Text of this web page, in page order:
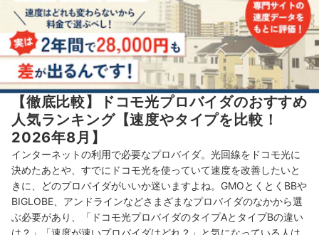
【徹底比較】ドコモ光プロバイダのおすすめ
人気ランキング【速度やタイプを比較！
2026年8月】
インターネットの利用で必要なプロバイダ。 光回線をドコモ光に
決めたあとや、すでにドコモ光を使っていて速度を改善したいと
きに、どのプロバイダがいいか迷いますよね。GMOとくとくBBや
BIGLOBE、アンドラインなどさまざまなプロバイダのなかから選
ぶ必要があり、
「ドコモ光プロバイダのタイプAとタイプBの違い